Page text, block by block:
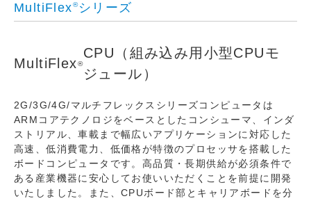
MultiFlex®シリーズ
MultiFlex®
CPU（組み込み用小型CPUモ
ジュール）
2G/3G/4G/マルチフレックスシリーズコンピュータは
ARMコアテクノロジをベースとしたコンシューマ、インダ
ストリアル、車載まで幅広いアプリケーションに対応した
高速、低消費電力、低価格が特徴のプロセッサを搭載した
ボードコンピュータです。高品質・長期供給が必須条件で
ある産業機器に安心してお使いいただくことを前提に開発
いたしました。また、CPUボード部とキャリアボードを分